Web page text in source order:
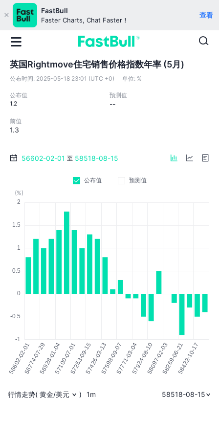
FastBull
Faster Charts, Chat Faster！
查看
英国Rightmove住宅销售价格指数年率 (5月)
公布时间: 2025-05-18 23:01 (UTC +0) 单位: %
公布值
1.2
预测值
--
前值
1.3
56602-02-01 至 58518-08-15
公布值
预测值
(%)
行情走势( 黄金/美元 ) 1m 58518-08-15